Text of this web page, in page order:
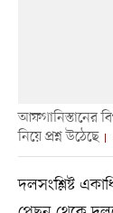
আফগানিস্তানের
নিয়ে প্রশ্ন উঠেছে
দলসংশ্লিষ্ট